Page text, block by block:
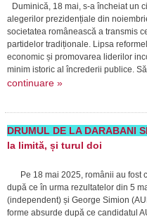
Duminică, 18 mai, s-a încheiat un
alegerilor prezidențiale din
societatea românească a transmis
partidelor tradiționale. Lipsa
economic și promovarea liderilor
minim istoric al încrederii publice.
continuare »
DRUMUL DE LA DARABANI
la limită, și turul doi
Pe 18 mai 2025, românii au fost
după ce în urma rezultatelor din 5
(independent) și George Simion
forme absurde după ce candidatul